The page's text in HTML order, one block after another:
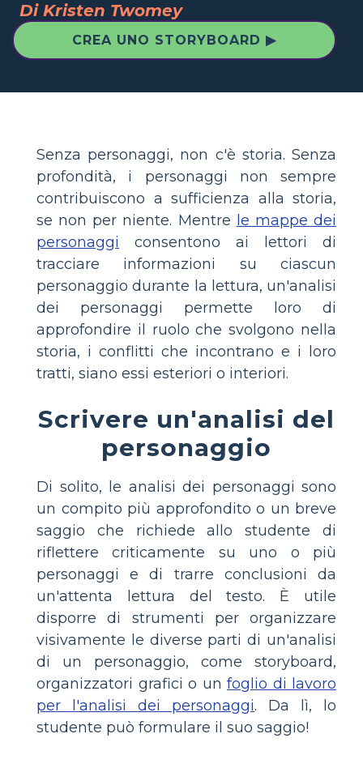
Di Kristen Twomey
CREA UNO STORYBOARD ▶
Senza personaggi, non c'è storia. Senza
profondità, i personaggi non sempre
contribuiscono a sufficienza alla storia,
se non per niente. Mentre le mappe dei
personaggi consentono ai lettori di
tracciare informazioni su ciascun
personaggio durante la lettura, un'analisi
dei personaggi permette loro di
approfondire il ruolo che svolgono nella
storia, i conflitti che incontrano e i loro
tratti, siano essi esteriori o interiori.
Scrivere un'analisi del
personaggio
Di solito, le analisi dei personaggi sono
un compito più approfondito o un breve
saggio che richiede allo studente di
riflettere criticamente su uno o più
personaggi e di trarre conclusioni da
un'attenta lettura del testo. È utile
disporre di strumenti per organizzare
visivamente le diverse parti di un'analisi
di un personaggio, come storyboard,
organizzatori grafici o un foglio di lavoro
per l'analisi dei personaggi. Da lì, lo
studente può formulare il suo saggio!